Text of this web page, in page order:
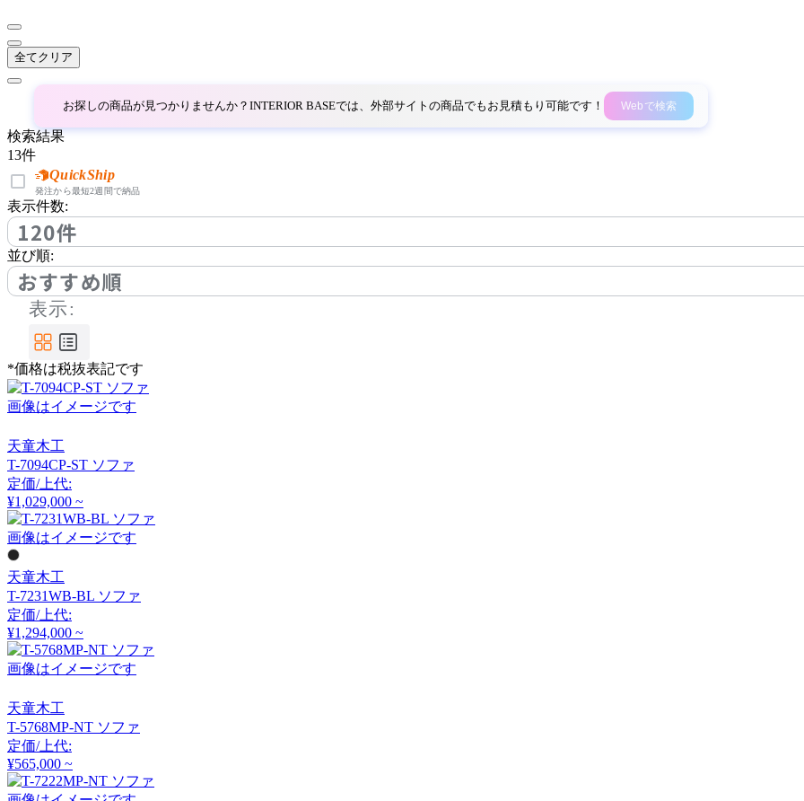
CARBON STOCK FURNI
TURE
カーボンストックファニ
チャー
COMPLEX UNIVERSAL
FURNITURE SUPPLY
コンプレックスユニバー
サルファニチャーサプラ
CondeHouse
カンディハウス
CRUSH CRASH PROJECT
クラッシュクラッシュプ
ロジェクト
DULTON
ダルトン
EDDA
エッダ
EMKO
エムコ
FDB Møbler
全てクリア
お探しの商品が見つかりませんか？INTERIOR BASEでは、外部サイトの商品でもお見積もり可能です！ Webで検索
検索結果
13件
QuickShip
発注から最短2週間で納品
表示件数:
120件
並び順:
おすすめ順
表示:
*価格は税抜表記です
画像はイメージです
天童木工
T-7094CP-ST ソファ
定価/上代:
¥1,029,000 ~
画像はイメージです
天童木工
T-7231WB-BL ソファ
定価/上代:
¥1,294,000 ~
画像はイメージです
天童木工
T-5768MP-NT ソファ
定価/上代:
¥565,000 ~